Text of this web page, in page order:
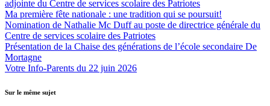
adjointe du Centre de services scolaire des Patriotes
Ma première fête nationale : une tradition qui se poursuit!
Nomination de Nathalie Mc Duff au poste de directrice générale du
Centre de services scolaire des Patriotes
Présentation de la Chaise des générations de l’école secondaire De
Mortagne
Votre Info-Parents du 22 juin 2026
Sur le même sujet